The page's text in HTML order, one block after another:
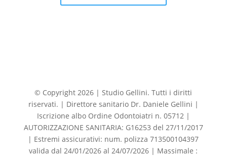
© Copyright 2026 | Studio Gellini. Tutti i diritti
riservati. | Direttore sanitario Dr. Daniele Gellini |
Iscrizione albo Ordine Odontoiatri n. 05712 |
AUTORIZZAZIONE SANITARIA: G16253 del 27/11/2017
| Estremi assicurativi: num. polizza 713500104397
valida dal 24/01/2026 al 24/07/2026 | Massimale :